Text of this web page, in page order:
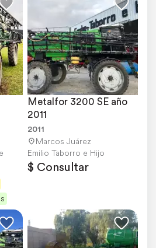
Metalfor 3200 SE año
2011
2011
Marcos Juárez
Emilio Taborro e Hijo
$ Consultar